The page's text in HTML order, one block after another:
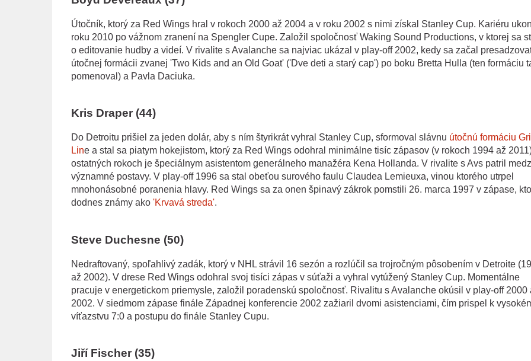
Útočník, ktorý za Red Wings hral v rokoch 2000 až 2004 a v roku 2002 s nimi získal Stanley Cup. Kariéru
roku 2010 po vážnom zranení na Spengler Cupe. Založil spoločnosť Waking Sound Productions, v ktorej sa
o editovanie hudby a videí. V rivalite s Avalanche sa najviac ukázal v play-off 2002, kedy sa začal
útočnej formácii zvanej 'Two Kids and an Old Goat' ('Dve deti a starý cap') po boku Bretta Hulla (ten formáciu
pomenoval) a Pavla Daciuka.
Kris Draper (44)
Do Detroitu prišiel za jeden dolár, aby s ním štyrikrát vyhral Stanley Cup, sformoval slávnu útočnú formáciu
Line a stal sa piatym hokejistom, ktorý za Red Wings odohral minimálne tisíc zápasov (v rokoch 1994 až
ostatných rokoch je špeciálnym asistentom generálneho manažéra Kena Hollanda. V rivalite s Avs patril
významné postavy. V play-off 1996 sa stal obeťou surového faulu Claudea Lemieuxa, vinou ktorého utrpel
mnohonásobné poranenia hlavy. Red Wings sa za onen špinavý zákrok pomstili 26. marca 1997 v zápase,
dodnes známy ako 'Krvavá streda'.
Steve Duchesne (50)
Nedraftovaný, spoľahlivý zadák, ktorý v NHL strávil 16 sezón a rozlúčil sa trojročným pôsobením v Detroite
až 2002). V drese Red Wings odohral svoj tisíci zápas v súťaži a vyhral vytúžený Stanley Cup. Momentálne
pracuje v energetickom priemysle, založil poradenskú spoločnosť. Rivalitu s Avalanche okúsil v play-off 2000
2002. V siedmom zápase finále Západnej konferencie 2002 zažiaril dvomi asistenciami, čím prispel k
víťazstvu 7:0 a postupu do finále Stanley Cupu.
Jiří Fischer (35)